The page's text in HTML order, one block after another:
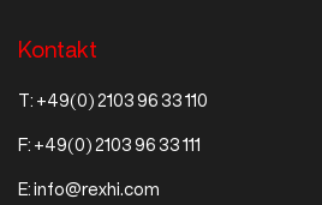
Kontakt
T: +49(0) 2103 96 33 110
F: +49(0) 2103 96 33 111
E:info@rexhi.com